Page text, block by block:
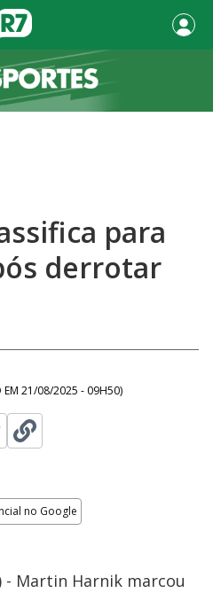
para
derrotar
21/08/2025 - 09H50)
no Google
- Martin Harnik marcou